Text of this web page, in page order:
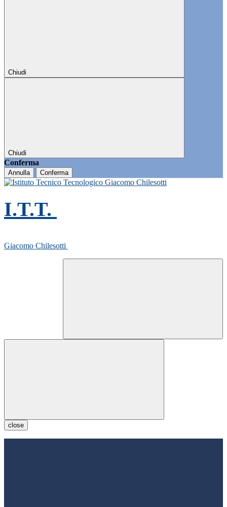
Chiudi
Chiudi
Conferma
Annulla Conferma
I.T.T.
Giacomo Chilesotti
close